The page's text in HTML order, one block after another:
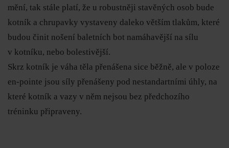
mění, tak stále platí, že u robustněji stavěných osob bude
kotník a chrupavky vystaveny daleko větším tlakům, které
budou činit nošení baletních bot namáhavější na sílu
v kotníku, nebo bolestivější.
Skrz kotník je váha těla přenášena sice běžně, ale v poloze
en-pointe jsou síly přenášeny pod nestandartními úhly, na
které kotník a vazy v něm nejsou bez předchozího
tréninku připraveny.